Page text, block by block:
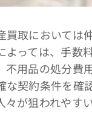
取においては
よっては、手数
不用品の処分費
な契約条件を確
々が狙われやす